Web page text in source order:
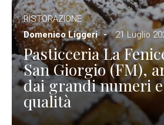
RISTORAZIONE
Domenico Liggeri
21 Luglio
Pasticceria La
San Giorgio (FM),
dai grandi numeri
qualità